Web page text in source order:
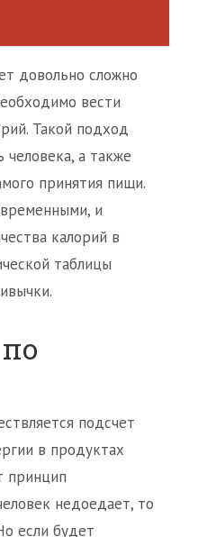
довольно сложно
вести
Такой подход
а также
принятия пищи.
и
калорий в
таблицы
подсчет
в продуктах
принцип
недоедает, то
если будет